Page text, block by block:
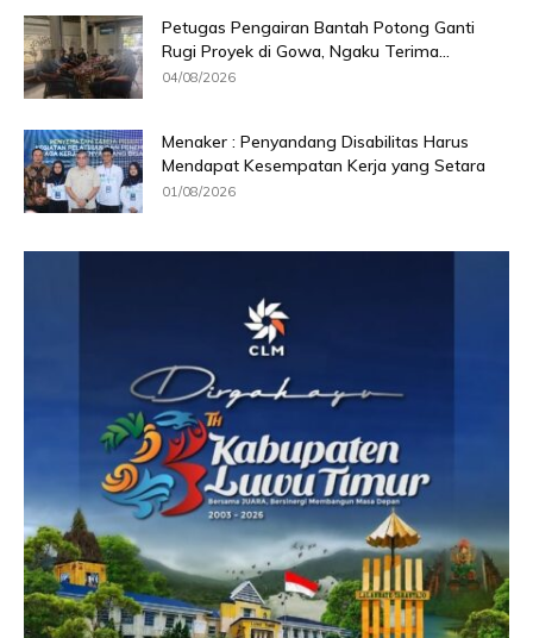
Petugas Pengairan Bantah Potong Ganti
Rugi Proyek di Gowa, Ngaku Terima...
04/08/2026
Menaker : Penyandang Disabilitas Harus
Mendapat Kesempatan Kerja yang Setara
01/08/2026